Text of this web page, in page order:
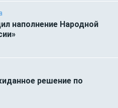
наполнение Народной
решение по